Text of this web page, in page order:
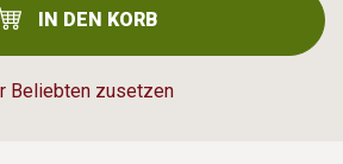
Beliebten zusetzen
IN DEN KORB